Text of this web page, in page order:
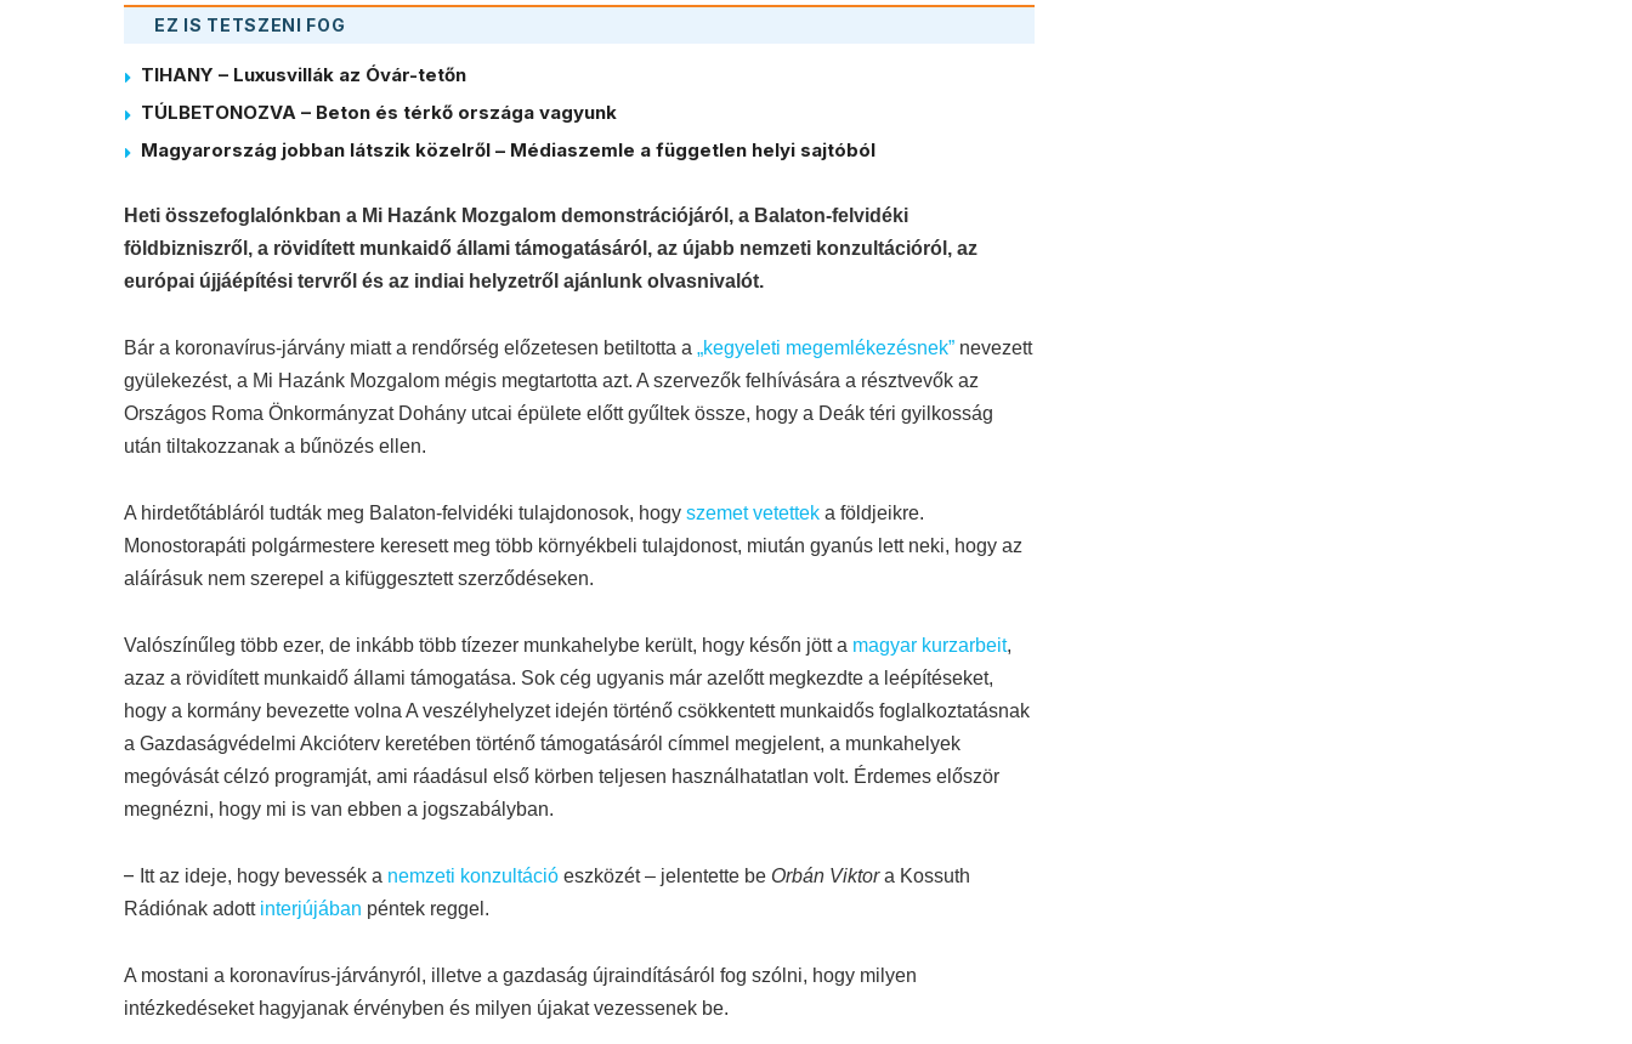
EZ IS TETSZENI FOG
TIHANY – Luxusvillák az Óvár-tetőn
TÚLBETONOZVA – Beton és térkő országa vagyunk
Magyarország jobban látszik közelről – Médiaszemle a független helyi sajtóból
Heti összefoglalónkban a Mi Hazánk Mozgalom demonstrációjáról, a Balaton-felvidéki
földbizniszről, a rövidített munkaidő állami támogatásáról, az újabb nemzeti konzultációról, az
európai újjáépítési tervről és az indiai helyzetről ajánlunk olvasnivalót.
Bár a koronavírus-járvány miatt a rendőrség előzetesen betiltotta a „kegyeleti megemlékezésnek” nevezett
gyülekezést, a Mi Hazánk Mozgalom mégis megtartotta azt. A szervezők felhívására a résztvevők az
Országos Roma Önkormányzat Dohány utcai épülete előtt gyűltek össze, hogy a Deák téri gyilkosság
után tiltakozzanak a bűnözés ellen.
A hirdetőtábláról tudták meg Balaton-felvidéki tulajdonosok, hogy szemet vetettek a földjeikre.
Monostorapáti polgármestere keresett meg több környékbeli tulajdonost, miután gyanús lett neki, hogy az
aláírásuk nem szerepel a kifüggesztett szerződéseken.
Valószínűleg több ezer, de inkább több tízezer munkahelybe került, hogy későn jött a magyar kurzarbeit,
azaz a rövidített munkaidő állami támogatása. Sok cég ugyanis már azelőtt megkezdte a leépítéseket,
hogy a kormány bevezette volna A veszélyhelyzet idején történő csökkentett munkaidős foglalkoztatásnak
a Gazdaságvédelmi Akcióterv keretében történő támogatásáról címmel megjelent, a munkahelyek
megóvását célzó programját, ami ráadásul első körben teljesen használhatatlan volt. Érdemes először
megnézni, hogy mi is van ebben a jogszabályban.
– Itt az ideje, hogy bevessék a nemzeti konzultáció eszközét – jelentette be Orbán Viktora Kossuth
Rádiónak adott interjújában péntek reggel.
A mostani a koronavírus-járványról, illetve a gazdaság újraindításáról fog szólni, hogy milyen
intézkedéseket hagyjanak érvényben és milyen újakat vezessenek be.